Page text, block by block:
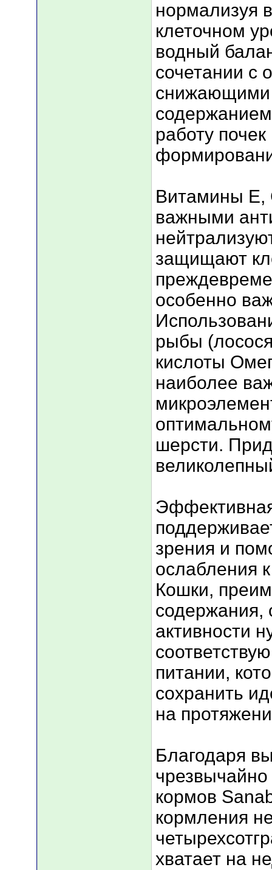
нормализуя
клеточном
водный
сочетании с
снижающими
работу
Витамины Е,
важными
защищают
особенно
рыбы
кислоты
наиболее
шерсти.
зрения и
ослабления
Кошки,
содержания,
активности
питании,
сохранить
на
Благодаря
чрезвычайно
кормов
кормления
хватает на